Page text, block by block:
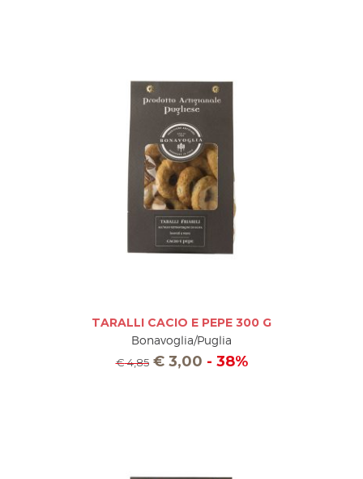
TARALLI CACIO E PEPE 300 G
Bonavoglia/Puglia
€4,85 €3,00 - 38%